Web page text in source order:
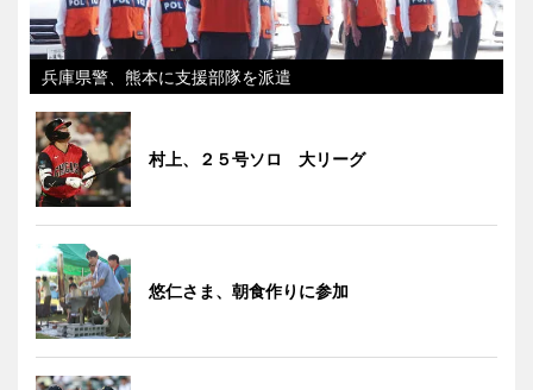
兵庫県警、熊本に支援部隊を派遣
村上、２５号ソロ 大リーグ
悠仁さま、朝食作りに参加